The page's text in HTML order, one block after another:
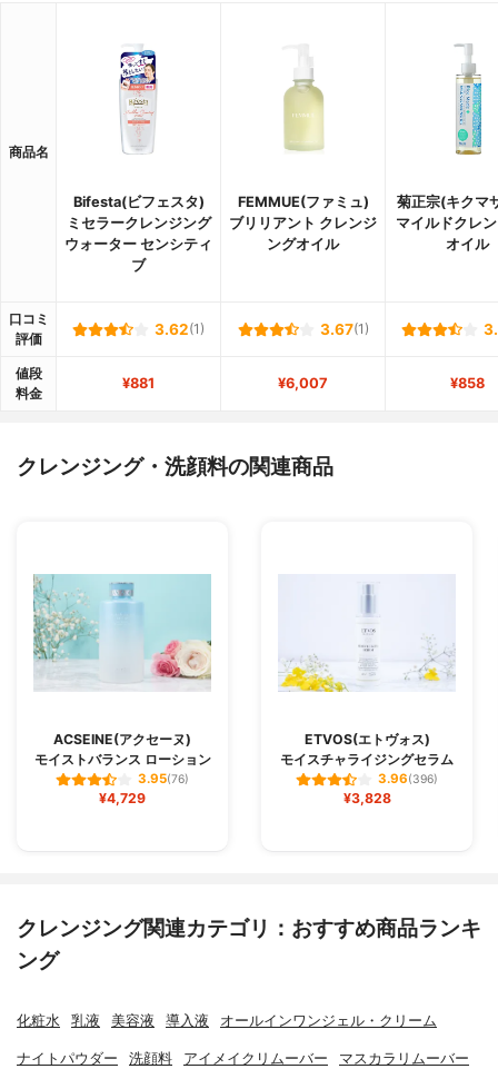
商品名
Bifesta(ビフェスタ)
ミセラークレンジング
ウォーター センシティ
ブ
FEMMUE(ファミュ)
ブリリアント クレンジ
ングオイル
菊正宗(キクマ
マイルドクレ
オイル
口コミ
評価
3.62(1) 3.67(1)
値段
料金
¥881 ¥6,007 ¥858
クレンジング・洗顔料の関連商品
ACSEINE(アクセーヌ)
モイストバランス ローション
3.95(76)
¥4,729
ETVOS(エトヴォス)
モイスチャライジングセラム
3.96(396)
¥3,828
クレンジング関連カテゴリ：おすすめ商品ランキ
ング
化粧水 乳液 美容液 導入液 オールインワンジェル・クリーム
ナイトパウダー 洗顔料 アイメイクリムーバー マスカラリムーバー